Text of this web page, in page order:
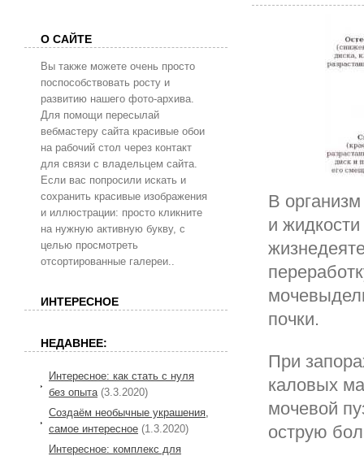
В
и
почки.
При
каловых
мочевой
острую
О САЙТЕ
Вы также можете очень просто
поспособствовать росту и
развитию нашего фото-архива.
Для помощи пересылай
вебмастеру сайта красивые обои
на рабочий стол через контакт
для связи с владельцем сайта.
Если вас попросили искать и
сохранить красивые изображения
и иллюстрации: просто кликните
на нужную активную букву, с
целью просмотреть
отсортированные галереи..
ИНТЕРЕСНОЕ
НЕДАВНЕЕ:
Интересное: как стать с нуля
без опыта (3.3.2020)
Создаём необычные украшения,
самое интересное (1.3.2020)
Интересное: комплекс для